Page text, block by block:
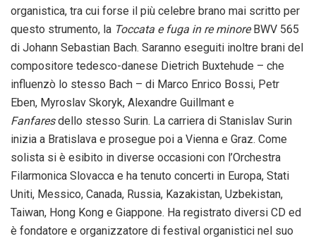
organistica, tra cui forse il più celebre brano mai scritto per
questo strumento, la Toccata e fuga in re minoreBWV 565
di Johann Sebastian Bach. Saranno eseguiti inoltre brani del
compositore tedesco-danese Dietrich Buxtehude – che
influenzò lo stesso Bach – di Marco Enrico Bossi, Petr
Eben, Myroslav Skoryk, Alexandre Guillmant e
Fanfaresdello stesso Surin. La carriera di Stanislav Surin
inizia a Bratislava e prosegue poi a Vienna e Graz. Come
solista si è esibito in diverse occasioni con l’Orchestra
Filarmonica Slovacca e ha tenuto concerti in Europa, Stati
Uniti, Messico, Canada, Russia, Kazakistan, Uzbekistan,
Taiwan, Hong Kong e Giappone. Ha registrato diversi CD ed
è fondatore e organizzatore di festival organistici nel suo